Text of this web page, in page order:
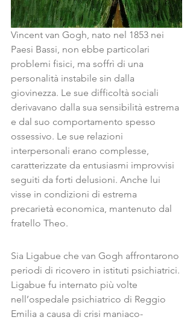
Vincent van Gogh, nato nel 1853 nei
Paesi Bassi, non ebbe particolari
problemi fisici, ma soffrì di una
personalità instabile sin dalla
giovinezza. Le sue difficoltà sociali
derivavano dalla sua sensibilità estrema
e dal suo comportamento spesso
ossessivo. Le sue relazioni
interpersonali erano complesse,
caratterizzate da entusiasmi improvvisi
seguiti da forti delusioni. Anche lui
visse in condizioni di estrema
precarietà economica, mantenuto dal
fratello Theo.
Sia Ligabue che van Gogh affrontarono
periodi di ricovero in istituti psichiatrici.
Ligabue fu internato più volte
nell’ospedale psichiatrico di Reggio
Emilia a causa di crisi maniaco-